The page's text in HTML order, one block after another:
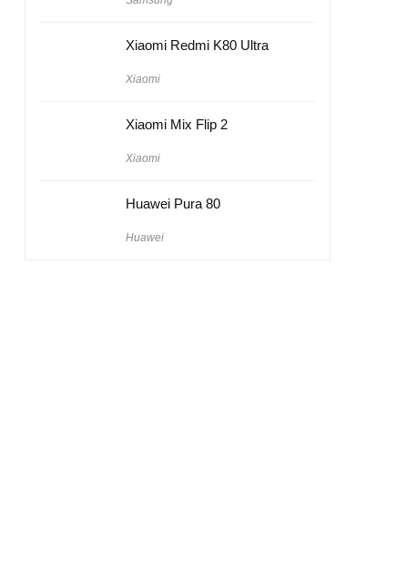
Xiaomi Redmi K80 Ultra
Xiaomi
Xiaomi Mix Flip 2
Xiaomi
Huawei Pura 80
Huawei